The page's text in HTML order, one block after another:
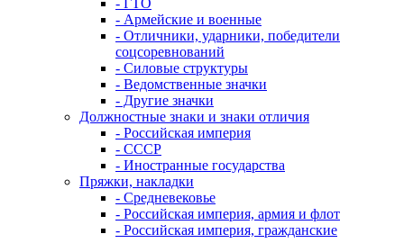
- ГТО
- Армейские и военные
- Отличники, ударники, победители
соцсоревнований
- Силовые структуры
- Ведомственные значки
- Другие значки
Должностные знаки и знаки отличия
- Российская империя
- СССР
- Иностранные государства
Пряжки, накладки
- Средневековье
- Российская империя, армия и флот
- Российская империя, гражданские